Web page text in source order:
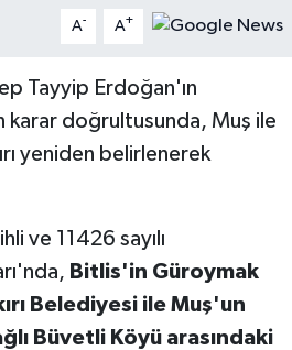
A- A+
Tayyip Erdoğan'ın
karar doğrultusunda, Muş ile
yeniden belirlenerek
ve 11426 sayılı
Bitlis'in Güroymak
Belediyesi ile Muş'un
Büvetli Köyü arasındaki